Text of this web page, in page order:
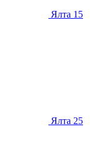
Ялта 15
Ялта 25